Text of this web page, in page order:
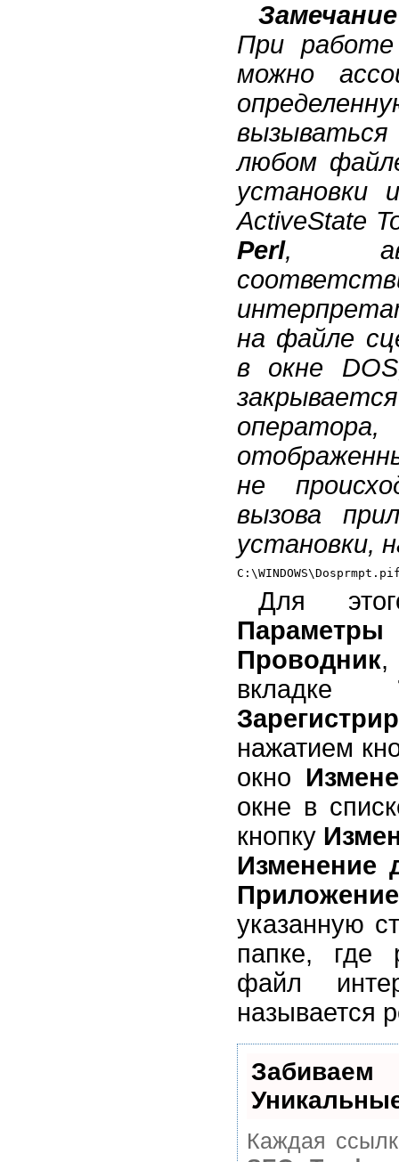
Замечание
При
можно
любом
установки
ActiveState
Perl,
на файле
в окне
не
вызова
установки,
Для
Проводник,
вкладке
нажатием
окно
окне в
кнопку
Изменение
Приложение
указанную
папке, где
файл
называется
Каждая